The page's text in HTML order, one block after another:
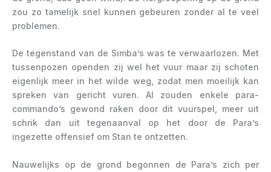
zou zo tamelijk snel kunnen gebeuren zonder al te veel
problemen.
De tegenstand van de Simba’s was te verwaarlozen. Met
tussenpozen openden zij wel het vuur maar zij schoten
eigenlijk meer in het wilde weg, zodat men moeilijk kan
spreken van gericht vuren. Al zouden enkele para-
commando’s gewond raken door dit vuurspel, meer uit
schrik dan uit tegenaanval op het door de Para’s
ingezette offensief om Stan te ontzetten.
Nauwelijks op de grond begonnen de Para’s zich per